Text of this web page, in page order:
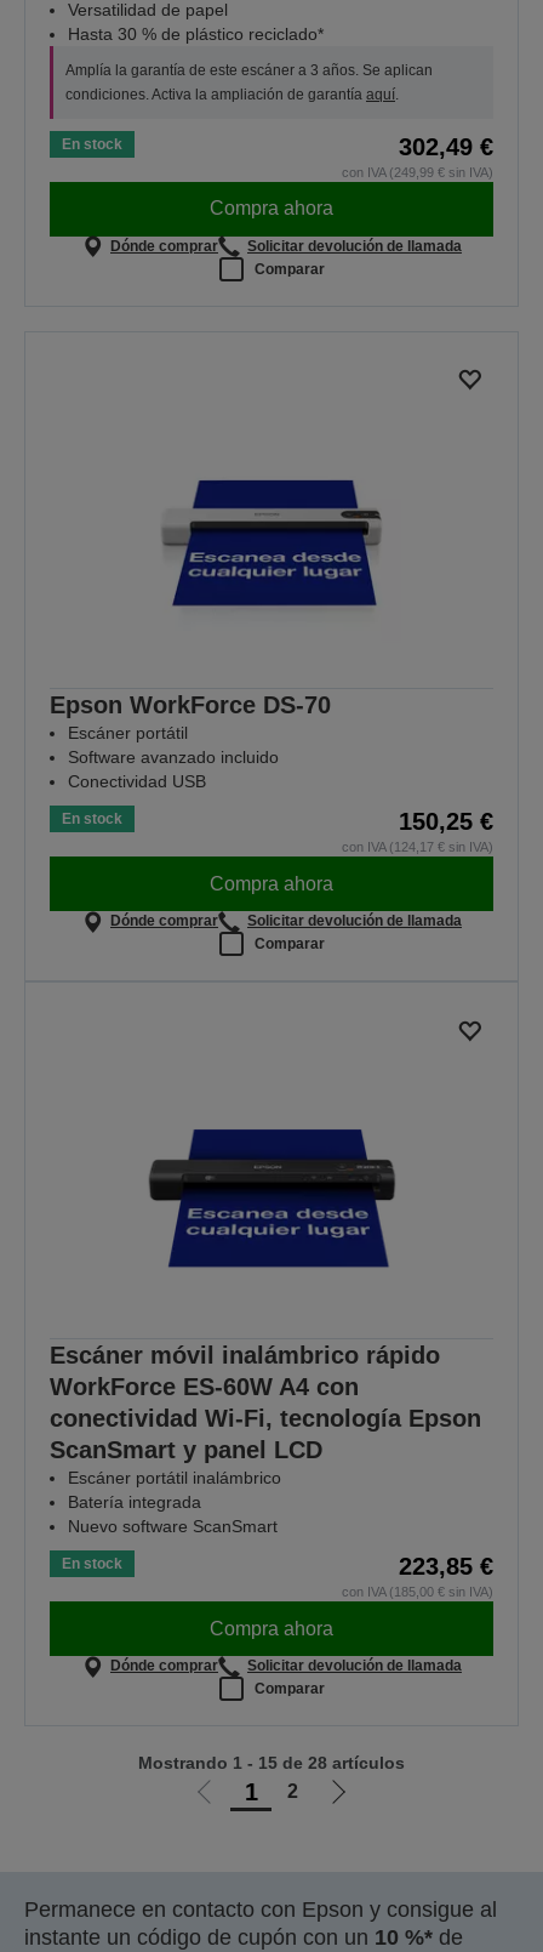
Versatilidad de papel
Hasta 30 % de plástico reciclado*
Amplía la garantía de este escáner a 3 años. Se aplican
condiciones. Activa la ampliación de garantía aquí.
En stock 302,49 €
con IVA (249,99 € sin IVA)
Compra ahora
Dónde comprar
Solicitar devolución de llamada
Comparar
Epson WorkForce DS-70
Escáner portátil
Software avanzado incluido
Conectividad USB
En stock 150,25 €
con IVA (124,17 € sin IVA)
Compra ahora
Dónde comprar
Solicitar devolución de llamada
Comparar
Escáner móvil inalámbrico rápido
WorkForce ES-60W A4 con
conectividad Wi-Fi, tecnología Epson
ScanSmart y panel LCD
Escáner portátil inalámbrico
Batería integrada
Nuevo software ScanSmart
En stock 223,85 €
con IVA (185,00 € sin IVA)
Compra ahora
Dónde comprar
Solicitar devolución de llamada
Comparar
Ir
anterior
1 2
Ir
siguiente
Mostrando 1 - 15 de 28 artículos
Permanece en contacto con Epson y consigue al
instante un código de cupón con un 10 %* de